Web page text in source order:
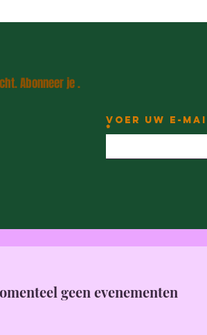
Abonneer je .
Voer uw e-
geen evenementen